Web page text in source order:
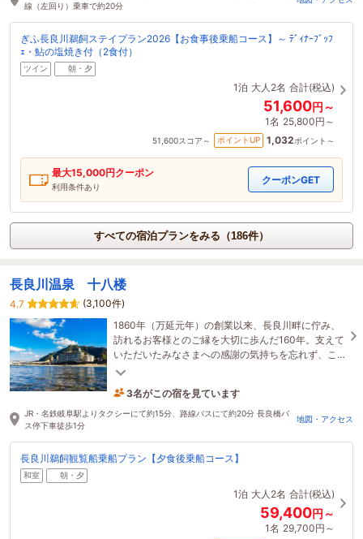
線（左回り）乗車で約20分
ぎふ長良川鵜飼ステイプラン2026【お食事後乗船コース】～ ﾃﾞｨﾅｰﾌﾞｯﾌ
ｪ・鮎の塩焼き付（2食付）
ツイン 朝・夕
1泊 大人2名 合計(税込)
51,600円～
1名 25,800円～
51,600スコア～ ポイントUP 1,032ポイント～
最大15,000円クーポン
利用条件あり
クーポンGET
すべての宿泊プランをみる（186件）
長良川温泉 十八楼
4.7
(3,100件)
1860年（万延元年）の創業以来、長良川畔に佇み、
訪れるお客様とのご縁を大切に歩んだ160年。支えて
いただいたみなさまへの感謝の気持ちを忘れず、こ
れからも川原町とともに歩み続けてまいります。
3名がこの宿を見ています
たった今予約されました
JR・名鉄岐阜駅よりタクシーにて約15分、路線バスにて約20分 長良橋バ
ス停下車徒歩1分
地図・アクセス
長良川鵜飼観覧船乗船プラン【夕食後乗船コース】
和室 朝・夕
1泊 大人2名 合計(税込)
59,400円～
1名 29,700円～